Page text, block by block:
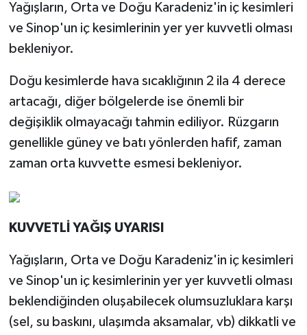
Yağışların, Orta ve Doğu Karadeniz'in iç kesimleri
ve Sinop'un iç kesimlerinin yer yer kuvvetli olması
bekleniyor.
Doğu kesimlerde hava sıcaklığının 2 ila 4 derece
artacağı, diğer bölgelerde ise önemli bir
değişiklik olmayacağı tahmin ediliyor. Rüzgarın
genellikle güney ve batı yönlerden hafif, zaman
zaman orta kuvvette esmesi bekleniyor.
KUVVETLİ YAĞIŞ UYARISI
Yağışların, Orta ve Doğu Karadeniz'in iç kesimleri
ve Sinop'un iç kesimlerinin yer yer kuvvetli olması
beklendiğinden oluşabilecek olumsuzluklara karşı
(sel, su baskını, ulaşımda aksamalar, vb) dikkatli ve